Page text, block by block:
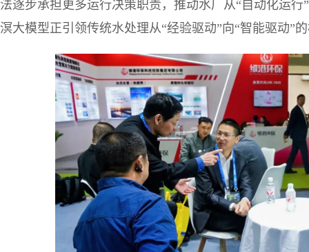
法逐步承担更多运行决策职责，推动水厂从“自动化运
溟大模型正引领传统水处理从“经验驱动”向“智能驱动”